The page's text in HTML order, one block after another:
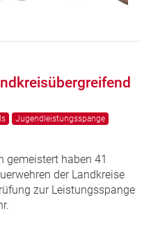
Jugendleistungsspange
gemeistert haben 41
der Landkreise
zur Leistungsspange